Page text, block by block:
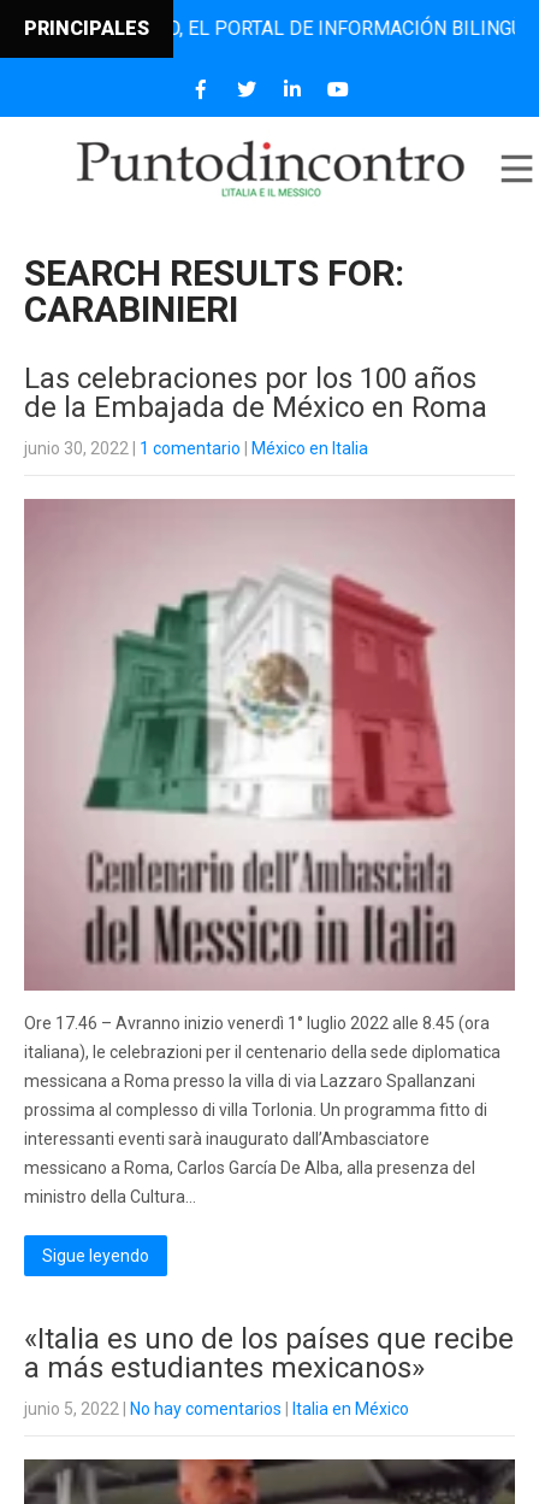
PRINCIPALESEL PORTAL DE INFORMACIÓN BILINGÜE QUE
SEARCH RESULTS FOR:
CARABINIERI
Las celebraciones por los 100 años
de la Embajada de México en Roma
junio 30, 2022 1 comentario México en Italia
Ore 17.46 – Avranno inizio venerdì 1° luglio 2022 alle 8.45 (ora
italiana), le celebrazioni per il centenario della sede diplomatica
messicana a Roma presso la villa di via Lazzaro Spallanzani
prossima al complesso di villa Torlonia. Un programma fitto di
interessanti eventi sarà inaugurato dall’Ambasciatore
messicano a Roma, Carlos García De Alba, alla presenza del
ministro della Cultura…
Sigue leyendo
«Italia es uno de los países que recibe
a más estudiantes mexicanos»
junio 5, 2022 No hay comentarios Italia en México